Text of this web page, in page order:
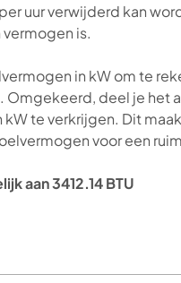
uur verwijderd kan
is.
in kW om te
Omgekeerd, deel je het
kW te verkrijgen. Dit
voor een
aan 3412.14 BTU